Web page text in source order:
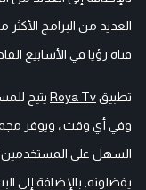
العديد من البرامج
قناة رؤيا في الأسابيع
تطبيقRoya Tv يتيح
وفي أي وقت ، ويوفر
السهل على المستخدمين
يفضلونه, بالإضافة إلى